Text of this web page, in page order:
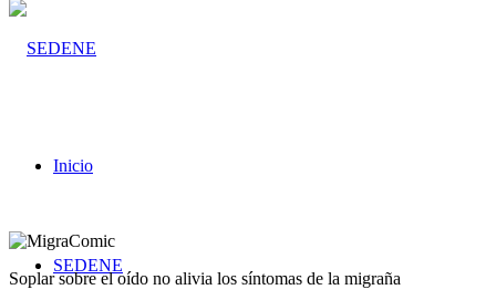
Inicio
SEDENE
Soplar sobre el oído no alivia los síntomas de la migraña